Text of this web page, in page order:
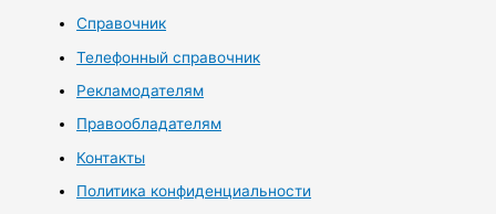
Справочник
Телефонный справочник
Рекламодателям
Правообладателям
Контакты
Политика конфиденциальности